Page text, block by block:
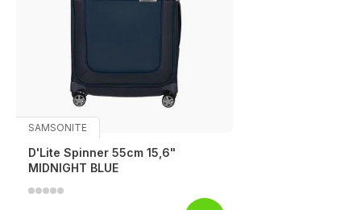
SAMSONITE
D'Lite Spinner 55cm 15,6"
MIDNIGHT BLUE